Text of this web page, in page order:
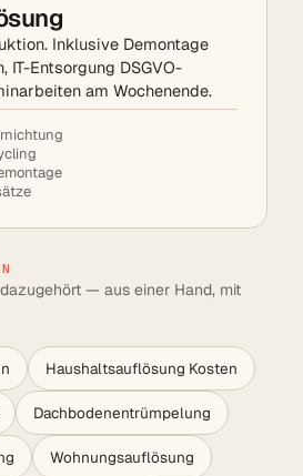
Inklusive Demontage
IT-Entsorgung DSGVO-
am Wochenende.
— aus einer Hand, mit
Haushaltsauflösung Kosten
Dachbodenentrümpelung
Wohnungsauflösung